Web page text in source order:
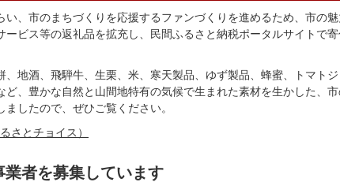
い、市のまちづくりを応援するファンづくりを進めるため、市の
ービス等の返礼品を拡充し、民間ふるさと納税ポータルサイトで
、地酒、飛騨牛、生栗、米、寒天製品、ゆず製品、蜂蜜、トマト
ど、豊かな自然と山間地特有の気候で生まれた素材を生かした、
ましたので、ぜひご覧ください。
さとチョイス）
業者を募集しています